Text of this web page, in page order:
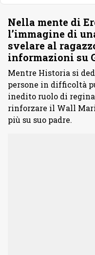
Nella mente di
l’immagine di
svelare al
informazioni su
Mentre Historia si
persone in difficoltà
inedito ruolo di
rinforzare il Wall
più su suo padre.